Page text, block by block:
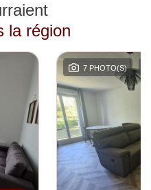
la région
7 PHOTO(S)